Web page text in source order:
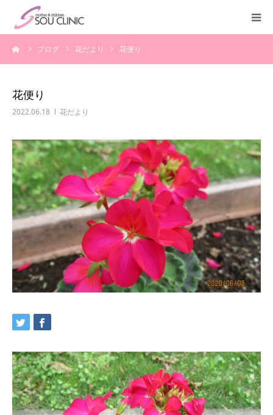
ブログ 花だより 花便り
花便り
2022.06.18 花だより
診療案内
施設紹介
医師紹介
教室・講座
よくある質問
交通アクセス
ブログ